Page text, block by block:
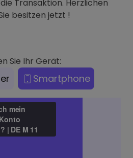
Transaktion. Herzlichen
besitzen jetzt !
Sie Ihr Gerät:
Smartphone